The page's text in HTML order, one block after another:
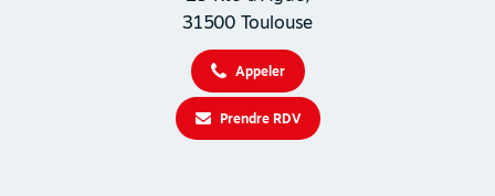
31500 Toulouse
Appeler
Prendre RDV